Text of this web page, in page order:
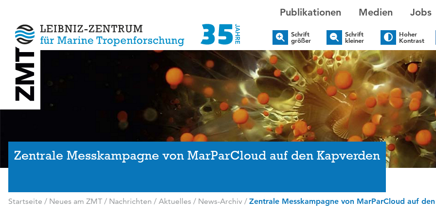
Publikationen Medien Jobs
Schrift
größer
Schrift
kleiner
Hoher
Kontrast
Zentrale Messkampagne von MarParCloud auf den Kapverden
Startseite / Neues am ZMT/ Nachrichten / Aktuelles / News-Archiv/ Zentrale Messkampagne von MarParCloud auf